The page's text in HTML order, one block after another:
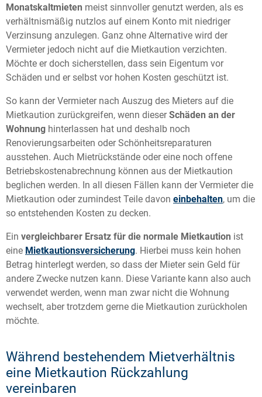
Monatskaltmieten meist sinnvoller genutzt werden, als es
verhältnismäßig nutzlos auf einem Konto mit niedriger
Verzinsung anzulegen. Ganz ohne Alternative wird der
Vermieter jedoch nicht auf die Mietkaution verzichten.
Möchte er doch sicherstellen, dass sein Eigentum vor
Schäden und er selbst vor hohen Kosten geschützt ist.
So kann der Vermieter nach Auszug des Mieters auf die
Mietkaution zurückgreifen, wenn dieserSchäden an der
Wohnung hinterlassen hat und deshalb noch
Renovierungsarbeiten oder Schönheitsreparaturen
ausstehen. Auch Mietrückstände oder eine noch offene
Betriebskostenabrechnung können aus der Mietkaution
beglichen werden. In all diesen Fällen kann der Vermieter die
Mietkaution oder zumindest Teile davon einbehalten, um die
so entstehenden Kosten zu decken.
Ein vergleichbarer Ersatz für die normale Mietkaution ist
eine Mietkautionsversicherung. Hierbei muss kein hohen
Betrag hinterlegt werden, so dass der Mieter sein Geld für
andere Zwecke nutzen kann. Diese Variante kann also auch
verwendet werden, wenn man zwar nicht die Wohnung
wechselt, aber trotzdem gerne die Mietkaution zurückholen
möchte.
Während bestehendem Mietverhältnis
eine Mietkaution Rückzahlung
vereinbaren